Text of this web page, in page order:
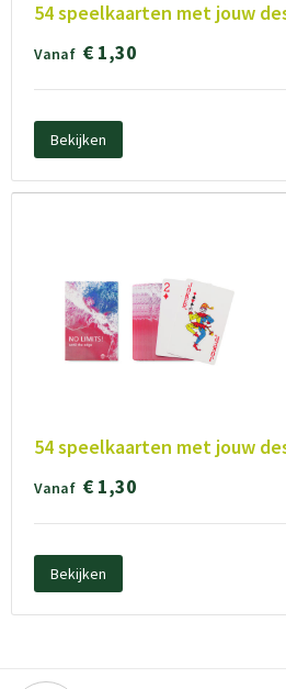
54 speelkaarten met jouw
Vanaf € 1,30
Bekijken
54 speelkaarten met jouw
Vanaf € 1,30
Bekijken